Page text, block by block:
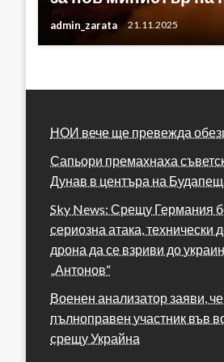
admin_zarata 21.11.2025
НОИ вече ще превежда
Сапьори премахнаха
Дунав в центъра на
Sky News: Срещу Германия
сериозна атака, технически
дрона да се взриви до
„Антонов“
Военен анализатор заяви,
пълноправен участник във
срещу Украйна